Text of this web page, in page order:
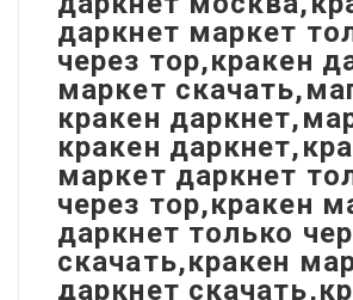
даркнет маркет
через тор,кракен
маркет
кракен
кракен
маркет даркнет
через тор,кракен
даркнет только
скачать,кракен
даркнет